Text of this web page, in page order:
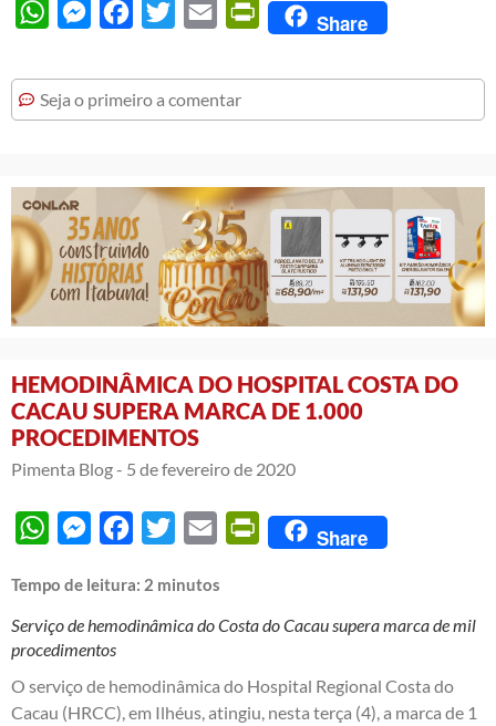
WhatsAppMessengerFacebook
Twitter Email PrintFriendly
Share
Seja o primeiro a comentar
HEMODINÂMICA DO HOSPITAL COSTA DO
CACAU SUPERA MARCA DE 1.000
PROCEDIMENTOS
Pimenta Blog - 5 de fevereiro de 2020
WhatsAppMessengerFacebook
Twitter Email PrintFriendly
Share
Tempo de leitura: 2 minutos
Serviço de hemodinâmica do Costa do Cacau supera marca de mil
procedimentos
O serviço de hemodinâmica do Hospital Regional Costa do
Cacau (HRCC), em Ilhéus, atingiu, nesta terça (4), a marca de 1